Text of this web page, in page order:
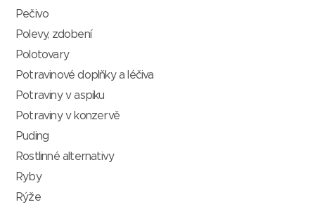
Pečivo
Polevy, zdobení
Polotovary
Potravinové doplňky a léčiva
Potraviny v aspiku
Potraviny v konzervě
Puding
Rostlinné alternativy
Ryby
Rýže